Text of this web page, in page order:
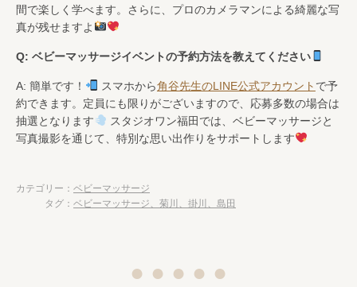
間で楽しく学べます。さらに、プロのカメラマンによる綺麗な写
真が残せますよ
Q: ベビーマッサージイベントの予約方法を教えてください
A: 簡単です！ スマホから角谷先生のLINE公式アカウント で予
約できます。定員にも限りがございますので、応募多数の場合は
抽選となります
スタジオワン福田では、ベビーマッサージと
写真撮影を通じて、特別な思い出作りをサポートします
カテゴリー： ベビーマッサージ
タグ： ベビーマッサージ、菊川、掛川、島田